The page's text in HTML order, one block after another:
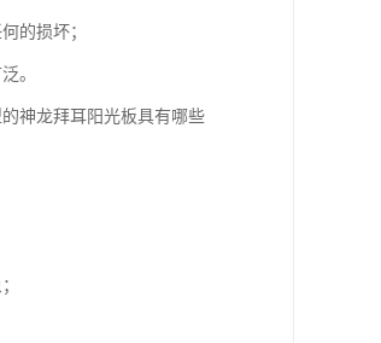
的损坏；
。
神龙拜耳阳光板具有哪些